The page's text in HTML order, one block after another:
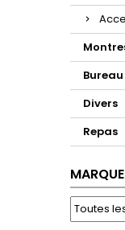
Divers
Repas